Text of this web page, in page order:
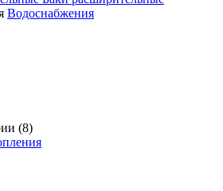
Водоснабжения
(8)